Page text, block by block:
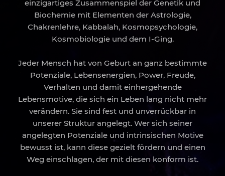
einzigartiges Zusammenspiel der Genetik und
Biochemie mit Elementen der Astrologie,
Chakrenlehre, Kabbalah, Kosmopsychologie,
Kosmobiologie und dem I-Ging.
Jeder Mensch hat von Geburt an ganz bestimmte
Potenziale, Lebensenergien, Power, Freude,
Verhalten und damit einhergehende
Lebensmotive, die sich ein Leben lang nicht mehr
verändern. Sie sind fest und unverrückbar in
unserer Struktur angelegt. Wer sich seiner
angelegten Potenziale und intrinsischen Motive
bewusst ist, kann diese gezielt fördern und einen
Weg einschlagen, der mit diesen konform ist.